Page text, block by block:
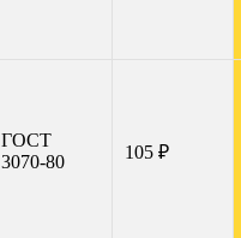
ГОСТ
3070-80
105 ₽